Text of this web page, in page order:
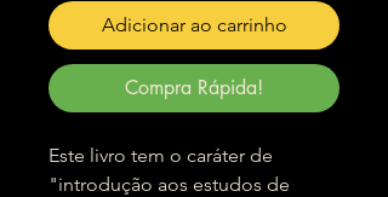
Adicionar ao carrinho
Compra Rápida!
Este livro tem o caráter de
"introdução aos estudos de